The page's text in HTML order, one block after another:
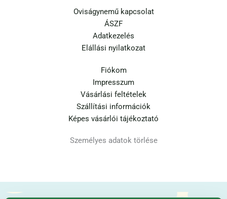
Oviságynemű kapcsolat
ÁSZF
Adatkezelés
Elállási nyilatkozat
Fiókom
Impresszum
Vásárlási feltételek
Szállítási információk
Képes vásárlói tájékoztató
Személyes adatok törlése